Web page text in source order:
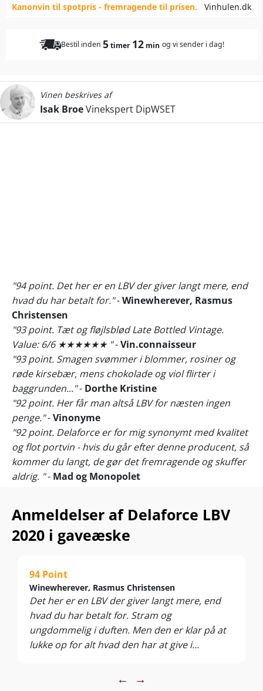
Kanonvin til spotpris - fremragende til prisen.
Vinhulen.dk
Bestil inden 5timer 12 min og vi sender i dag!
Vinen beskrives af
Isak BroeVinekspert DipWSET
"94 point. Det her er en LBV der giver langt mere, end
hvad du har betalt for."-Winewherever, Rasmus
Christensen
"93 point. Tæt og fløjlsblød Late Bottled Vintage.
Value: 6/6 ★★★★★★ "-Vin.connaisseur
"93 point. Smagen svømmer i blommer, rosiner og
røde kirsebær, mens chokolade og viol flirter i
baggrunden..."- Dorthe Kristine
"92 point. Her får man altså LBV for næsten ingen
penge."-Vinonyme
"92 point. Delaforce er for mig synonymt med kvalitet
og flot portvin - hvis du går efter denne producent, så
kommer du langt, de gør det fremragende og skuffer
aldrig. "- Mad og Monopolet
"92 points. This is rich and chocolatey..."-James
Suckling
(obs. tidl. årg.)
druehøst i Dourodalen!
Kvaliteten mærker du tydeligt hos Delaforce, der er tilbage
med en ny superågang af Danmarks vildeste LBV-køb
leveret i elegant gaveæske til alle portvinselskere!
Kvaliteten er alt andet end tilfældig. Vi taler et Old Vines
Field Blend fra tudsegamle vinstokke på klasse A-vinmarker
”95 points. Superb Vintage”– Wine Enthusiast Vintage Chart
Anmeldelser af Delaforce LBV
2020 i gaveæske
94 Point
Winewherever, Rasmus Christensen
Det her er en LBV der giver langt mere, end
hvad du har betalt for. Stram og
ungdommelig i duften. Men den er klar på at
lukke op for alt hvad den har at give i
← →